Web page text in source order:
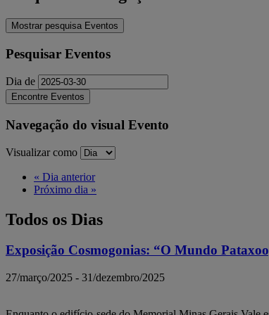
Mostrar pesquisa Eventos
Pesquisar Eventos
Dia de
Navegação do visual Evento
Visualizar como
« Dia anterior
Próximo dia »
Todos os Dias
Exposição Cosmogonias: “O Mundo
27/março/2025 - 31/dezembro/2025